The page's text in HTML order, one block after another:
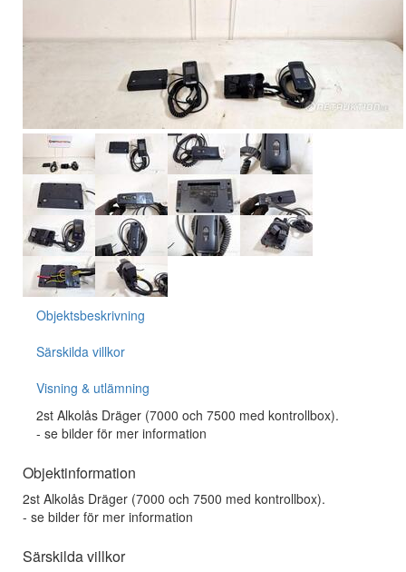
Objektsbeskrivning
Särskilda villkor
Visning & utlämning
2st Alkolås Dräger (7000 och 7500 med kontrollbox).
- se bilder för mer information
Objektinformation
2st Alkolås Dräger (7000 och 7500 med kontrollbox).
- se bilder för mer information
Särskilda villkor